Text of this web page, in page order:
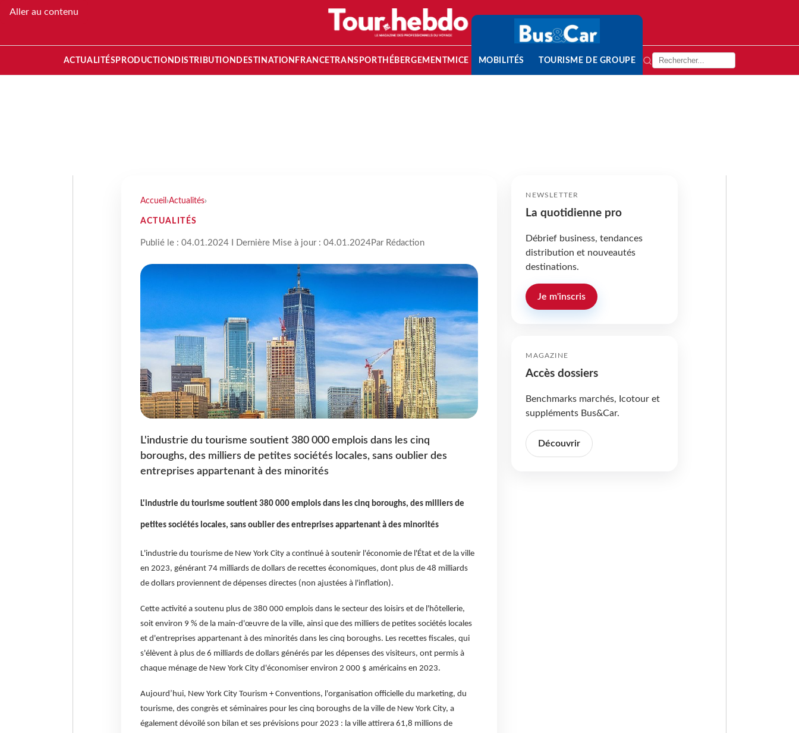
Aller au contenu
ACTUALITÉS PRODUCTION DISTRIBUTION DESTINATION FRANCETRANSPORT HÉBERGEMENTMICE MOBILITÉS TOURISME DE GROUPE
Accueil ›Actualités›
ACTUALITÉS
Publié le : 04.01.2024 I Dernière Mise à jour : 04.01.2024Par Rédaction
L'industrie du tourisme soutient 380 000 emplois dans les cinq
boroughs, des milliers de petites sociétés locales, sans oublier des
entreprises appartenant à des minorités
L'industrie du tourisme soutient 380 000 emplois dans les cinq boroughs, des milliers de
petites sociétés locales, sans oublier des entreprises appartenant à des minorités
L'industrie du tourisme de New York City a continué à soutenir l'économie de l'État et de la ville
en 2023, générant 74 milliards de dollars de recettes économiques, dont plus de 48 milliards
de dollars proviennent de dépenses directes (non ajustées à l'inflation).
Cette activité a soutenu plus de 380 000 emplois dans le secteur des loisirs et de l'hôtellerie,
soit environ 9 % de la main-d'œuvre de la ville, ainsi que des milliers de petites sociétés locales
et d'entreprises appartenant à des minorités dans les cinq boroughs. Les recettes fiscales, qui
s'élèvent à plus de 6 milliards de dollars générés par les dépenses des visiteurs, ont permis à
chaque ménage de New York City d'économiser environ 2 000 $ américains en 2023.
Aujourd’hui, New York City Tourism + Conventions, l'organisation officielle du marketing, du
tourisme, des congrès et séminaires pour les cinq boroughs de la ville de New York City, a
également dévoilé son bilan et ses prévisions pour 2023 : la ville attirera 61,8 millions de
NEWSLETTER
La quotidienne pro
Débrief business, tendances
distribution et nouveautés
destinations.
Je m'inscris
MAGAZINE
Accès dossiers
Benchmarks marchés, Icotour et
suppléments Bus&Car.
Découvrir